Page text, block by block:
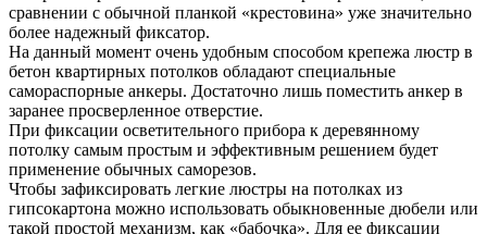
сравнении с обычной планкой «крестовина» уже значительно
более надежный фиксатор.
На данный момент очень удобным способом крепежа люстр в
бетон квартирных потолков обладают специальные
самораспорные анкеры. Достаточно лишь поместить анкер в
заранее просверленное отверстие.
При фиксации осветительного прибора к деревянному
потолку самым простым и эффективным решением будет
применение обычных саморезов.
Чтобы зафиксировать легкие люстры на потолках из
гипсокартона можно использовать обыкновенные дюбели или
такой простой механизм, как «бабочка». Для ее фиксации